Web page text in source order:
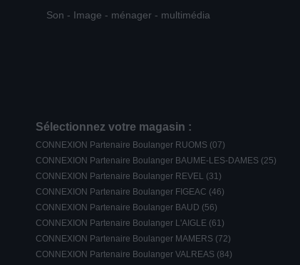
Son - Image - ménager - multimédia
Sélectionnez votre magasin :
CONNEXION Partenaire Boulanger RUOMS (07)
CONNEXION Partenaire Boulanger BAUME-LES-DAMES (25)
CONNEXION Partenaire Boulanger REVEL (31)
CONNEXION Partenaire Boulanger FIGEAC (46)
CONNEXION Partenaire Boulanger BAUD (56)
CONNEXION Partenaire Boulanger L'AIGLE (61)
CONNEXION Partenaire Boulanger MAMERS (72)
CONNEXION Partenaire Boulanger VALREAS (84)